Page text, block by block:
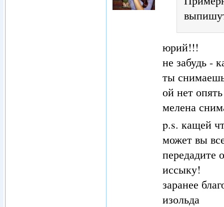
юрий!!!
не забудь -
ты
ой нет
мелена
p.s. кащей
может вы
передадите
иссыку!
заранее
изольда